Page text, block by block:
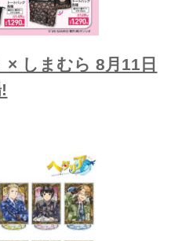
しまむら 8月11日